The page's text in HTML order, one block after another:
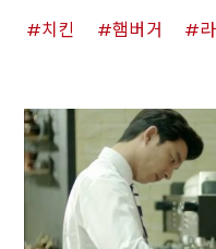
치킨 햄버거